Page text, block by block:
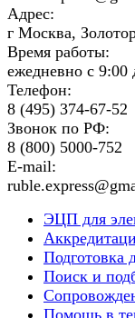
Адрес:
г Москва,
Время работы:
ежедневно с 9:00
Телефон:
8 (495) 374-67-52
Звонок по РФ:
8 (800) 5000-752
E-mail:
ЭЦП для
Подготовка
Поиск и
Помощь в